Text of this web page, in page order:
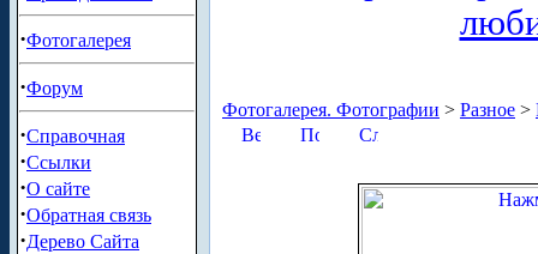
·Фотогалерея
·Форум
·Справочная
·Ссылки
·О сайте
·Обратная связь
·Дерево Сайта
Фотогалерея. Фотографии > Разное >